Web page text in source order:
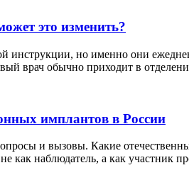
это изменить?
инструкции, но именно они
врач обычно приходит в
имплантов в России
и вызовы. Какие
как наблюдатель, а как участник